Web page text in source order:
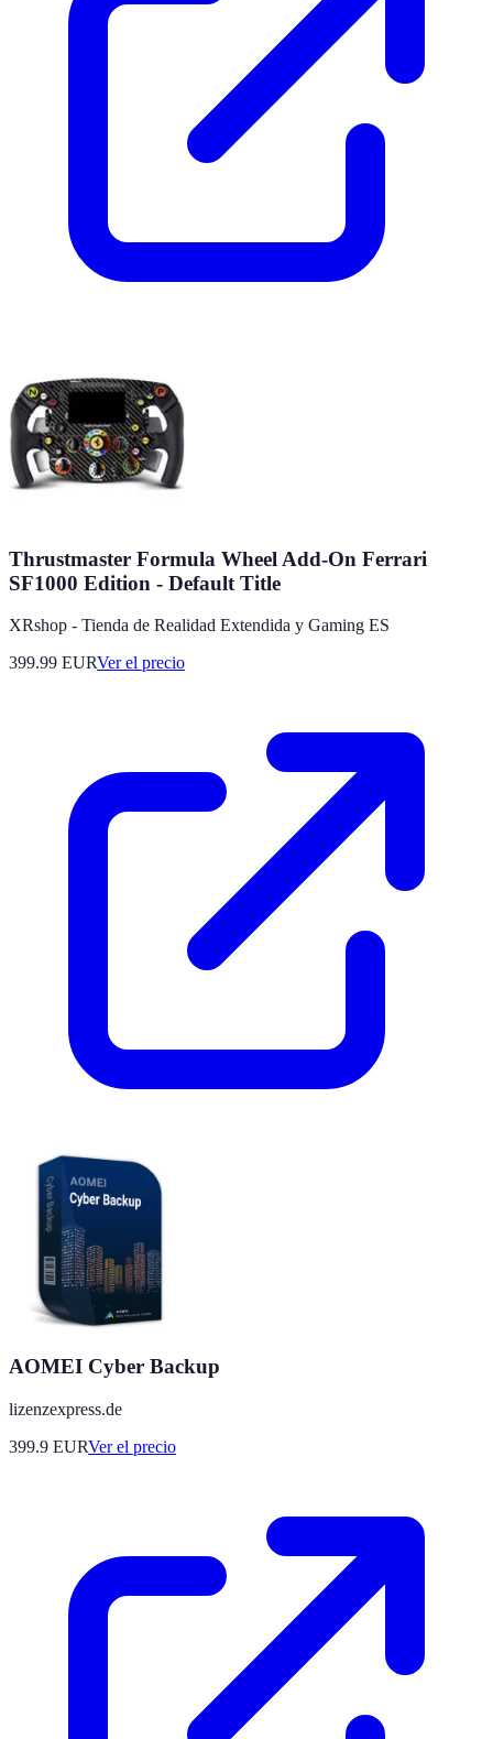
Thrustmaster Formula Wheel Add-On Ferrari
SF1000 Edition - Default Title
XRshop - Tienda de Realidad Extendida y Gaming ES
399.99 EURVer el precio
AOMEI Cyber Backup
lizenzexpress.de
399.9 EURVer el precio